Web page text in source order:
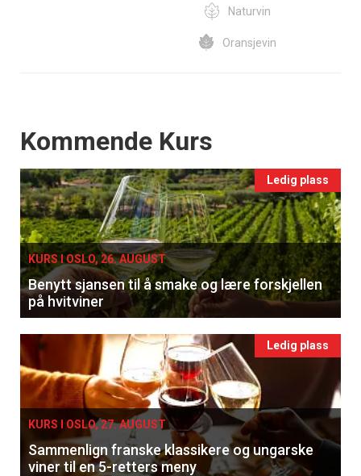
Naturvin
Oransjevin
Events
Kommende Kurs
Ledig plass
KURS I OSLO, 26. AUGUST
Benytt sjansen til å smake og lære forskjellen
på hvitviner
Ledig plass
KURS I OSLO, 27. AUGUST
Sammenlign franske klassikere og ungarske
viner til en 5-retters meny